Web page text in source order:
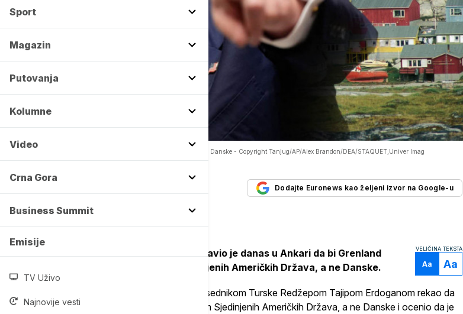
Sport
Magazin
Putovanja
Kolumne
Video
Crna Gora
Business Summit
Emisije
TV Uživo
Najnovije vesti
Tramp: Grenland bi trebalo da bude pod kontrolom SAD, a ne Danske - Copyright Tanjug/AP/Alex Brandon/DEA/STAQUET,Univer Imag
Autor:Tanjug
07/07/2026
- 17:00 Dodajte Euronews kao željeni izvor na Google-u
VELIČINA TEKSTA
Aa Aa
Američki predsednik Donald Tramp izjavio je danas u Ankari da bi Grenland
trebalo da bude pod kontrolom Sjedinjenih Američkih Država, a ne Danske.
On je novinarima tokom sastanka sa predsednikom Turske Redžepom Tajipom Erdoganom rekao da
bi Grenland trebalo da bude pod kontrolom Sjedinjenih Američkih Država, a ne Danske i ocenio da je